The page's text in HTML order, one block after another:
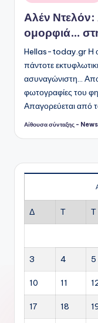
σε
Αλέν
ομορφιά…
Hellas-today.gr Η
πάντοτε
ασυναγώνιστη...
φωτογραφίες του
Απαγορεύεται από
Συγγραφέας:
Αίθουσα σύνταξης -
Δ Τ Τ
3 4 5
10 11
17 18